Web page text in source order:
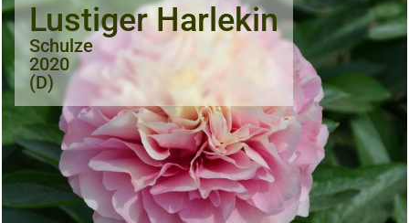
Lustiger Harlekin
Schulze
2020
(D)